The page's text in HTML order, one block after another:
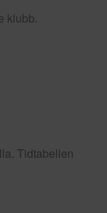
klubb.
Tidtabellen